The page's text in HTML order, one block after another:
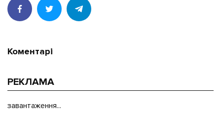
Коментарі
РЕКЛАМА
завантаження...